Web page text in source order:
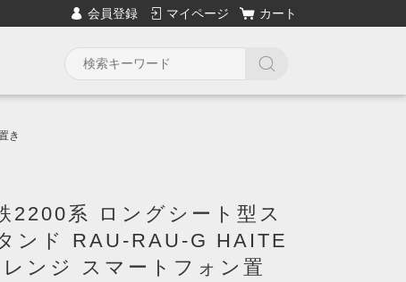
会員登録 マイページ カート
き
2200系 ロングシート型ス
ンド RAU-RAU-G HAITE
ンジ スマートフォン置